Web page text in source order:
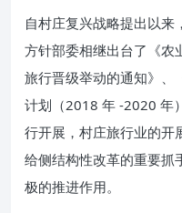
自村庄复兴战略提出以来
方针部委相继出台了《农
旅行晋级举动的通知》、
计划（2018 年 -2020 年
行开展，村庄旅行业的开
给侧结构性改革的重要抓
极的推进作用。